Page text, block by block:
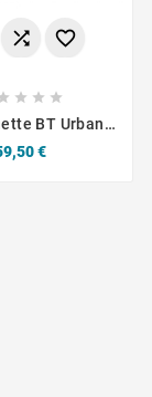
 
  
BT Urban
€